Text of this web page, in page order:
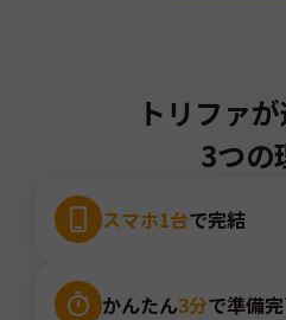
トリファ
3つの
スマホ1台で完結
かんたん3分で準備